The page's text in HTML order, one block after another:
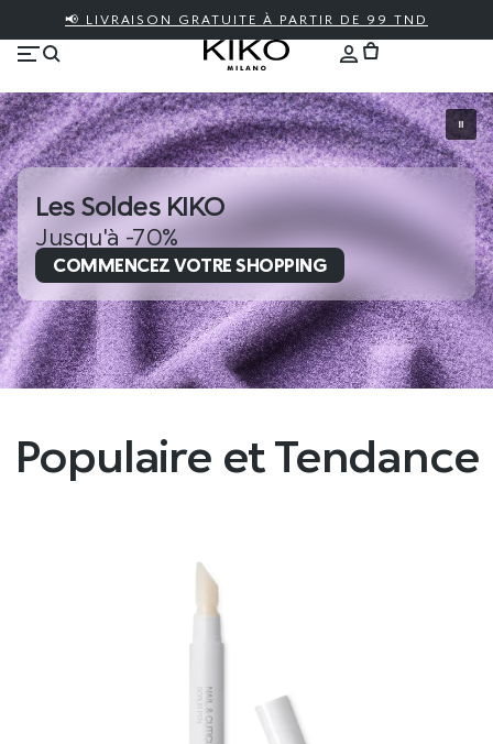
📢 LIVRAISON GRATUITE À PARTIR DE 99 TND
Les Soldes KIKO
Jusqu'à -70%
COMMENCEZ VOTRE SHOPPING
Populaire et Tendance